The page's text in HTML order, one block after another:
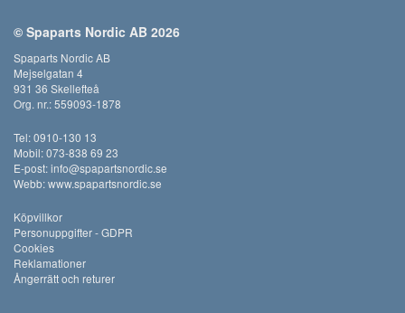
© Spaparts Nordic AB 2026
Spaparts Nordic AB
Mejselgatan 4
931 36 Skellefteå
Org. nr.: 559093-1878
Tel: 0910-130 13
Mobil: 073-838 69 23
E-post:info@spapartsnordic.se
Webb:www.spapartsnordic.se
Köpvillkor
Personuppgifter - GDPR
Cookies
Reklamationer
Ångerrätt och returer